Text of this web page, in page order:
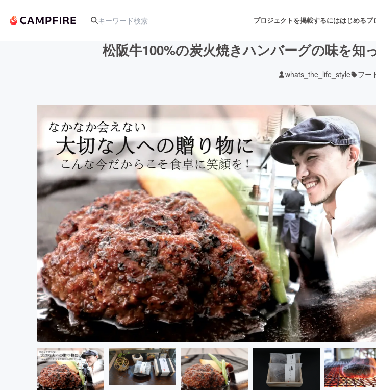
プロジェクトを掲載するにははじめるプ
アート・写真
テクノロジー・ガジェット ゲーム・サービス開発
映像・映画 書籍・雑誌出版
ビジネス・起業 チャレンジ
まちづくり・地域活性化
CAMPFIRE for Social Good
CAMPFIREふるさと納税 machi-ya
松阪牛100%の炭火焼きハンバーグの味を知
whats_the_life_style フー